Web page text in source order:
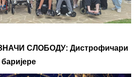
СЛОБОДУ: Дистрофичари